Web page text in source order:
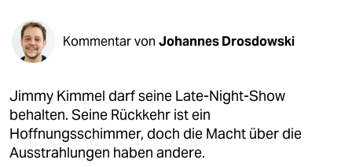
öko
gesellschaft
kultur
sport
Kommentar von Johannes Drosdowski
Jimmy Kimmel darf seine Late-Night-Show
behalten. Seine Rückkehr ist ein
Hoffnungsschimmer, doch die Macht über die
Ausstrahlungen haben andere.